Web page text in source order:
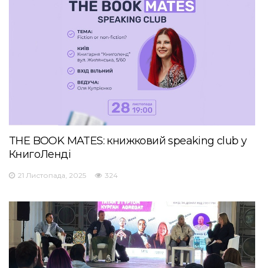
THE BOOK MATES: книжковий speaking club у
КнигоЛенді
21 Листопада, 2025 324